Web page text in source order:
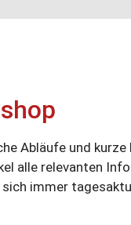
Abläufe und
alle relevanten
immer